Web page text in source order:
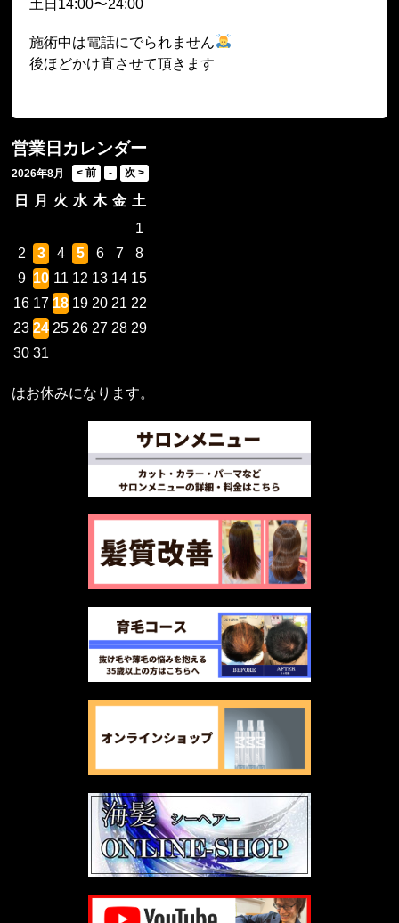
土日14:00〜24:00
施術中は電話にでられません
後ほどかけ直させて頂きます
営業日カレンダー
2026年8月
日 月 火 水 木 金 土
1
2
3 4 5 6 7
8
9 10 11 12 13 14 15
16 17 18 19 20 21 22
23 24 25 26 27 28 29
30 31
はお休みになります。